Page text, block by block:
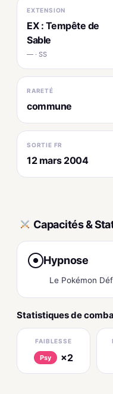
EXTENSION
EX : Tempête de
Sable
— · SS
RARETÉ
commune
SORTIE FR
12 mars 2004
Capacités &
● Hypnose
Le Pokémon
Statistiques de
FAIBLESSE
Psy ×2